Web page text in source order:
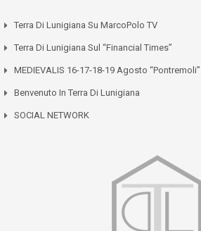
Terra Di Lunigiana Su MarcoPolo TV
Terra Di Lunigiana Sul “Financial Times”
MEDIEVALIS 16-17-18-19 Agosto “Pontremoli”
Benvenuto In Terra Di Lunigiana
SOCIAL NETWORK